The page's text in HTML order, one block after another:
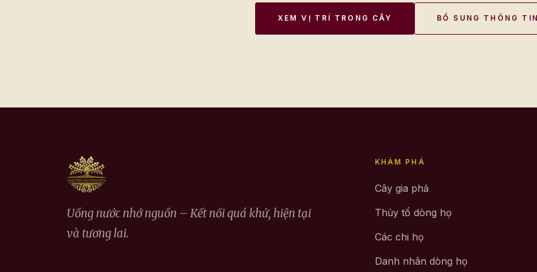
XEM VỊ TRÍ TRONG CÂY BỔ SUNG THÔNG TIN
Uống nước nhớ nguồn – Kết nối quá khứ, hiện tại
và tương lai.
KHÁM PHÁ
Cây gia phả
Thủy tổ dòng họ
Các chi họ
Danh nhân dòng họ